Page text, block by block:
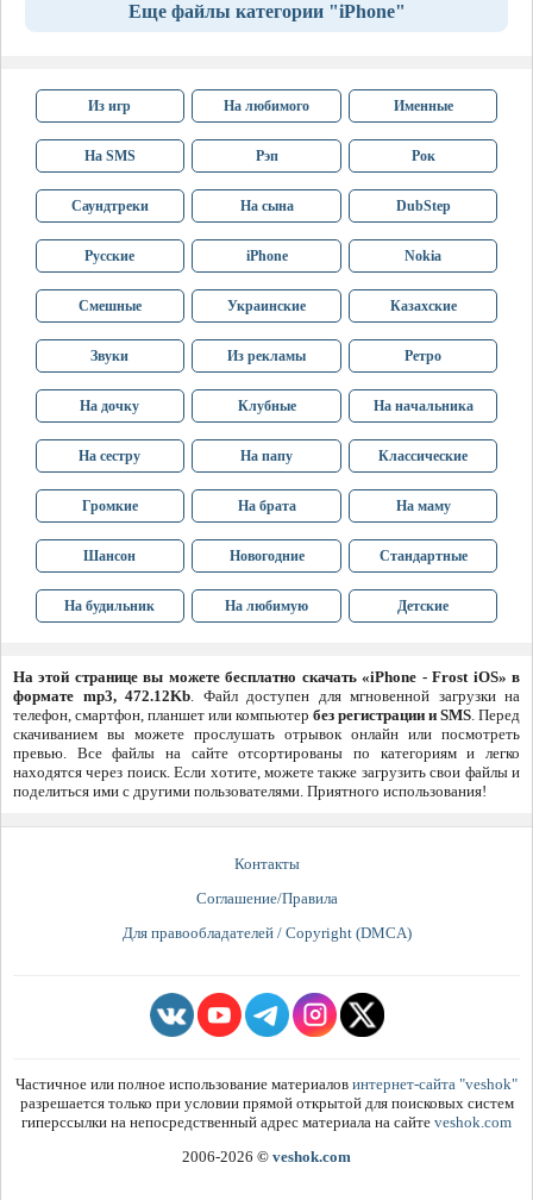
Еще файлы категории "iPhone"
Из игр На любимого Именные
На SMS Рэп Рок
Саундтреки На сына DubStep
Русские iPhone Nokia
Смешные Украинские Казахские
Звуки Из рекламы Ретро
На дочку Клубные На начальника
На сестру На папу Классические
Громкие На брата На маму
Шансон Новогодние Стандартные
На будильник На любимую Детские
На этой странице вы можете бесплатно скачать «iPhone - Frost iOS» в
формате mp3, 472.12Kb. Файл доступен для мгновенной загрузки на
телефон, смартфон, планшет или компьютер без регистрации и SMS. Перед
скачиванием вы можете прослушать отрывок онлайн или посмотреть
превью. Все файлы на сайте отсортированы по категориям и легко
находятся через поиск. Если хотите, можете также загрузить свои файлы и
поделиться ими с другими пользователями. Приятного использования!
Контакты
Соглашение/Правила
Для правообладателей / Copyright (DMCA)
Частичное или полное использование материалов интернет-сайта "veshok"
разрешается только при условии прямой открытой для поисковых систем
гиперссылки на непосредственный адрес материала на сайте veshok.com
2006-2026 © veshok.com